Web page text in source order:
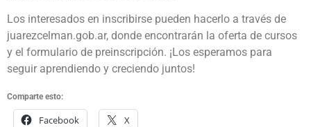
Los interesados en inscribirse pueden hacerlo a través de
juarezcelman.gob.ar, donde encontrarán la oferta de cursos
y el formulario de preinscripción. ¡Los esperamos para
seguir aprendiendo y creciendo juntos!
Comparte esto:
Facebook X